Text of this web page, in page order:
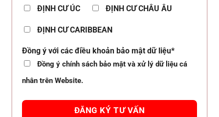
ĐỊNH CƯ ÚC ĐỊNH CƯ CHÂU ÂU
ĐỊNH CƯ CARIBBEAN
Đồng ý với các điều khoản bảo mật dữ liệu*
Đồng ý chính sách bảo mật và xử lý dữ liệu cá
nhân trên Website.